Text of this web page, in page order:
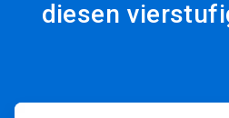
diesen
ArticleTile